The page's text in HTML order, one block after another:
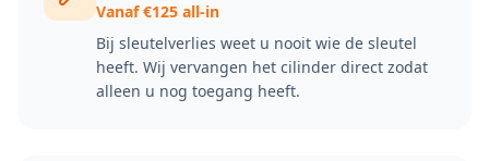
Vanaf €125 all-in
Bij sleutelverlies weet u nooit wie de sleutel
heeft. Wij vervangen het cilinder direct zodat
alleen u nog toegang heeft.